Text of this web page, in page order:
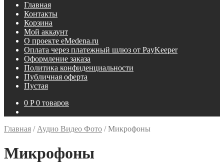
Главная
Контакты
Корзина
Мой аккаунт
О проекте eMedena.ru
Оплата через платежный шлюз от PayKeeper
Оформление заказа
Политика конфиденциальности
Публичная оферта
Пустая
0 P 0 товаров
Главная / Аудио Видео Фото /Микрофоны
Микрофоны